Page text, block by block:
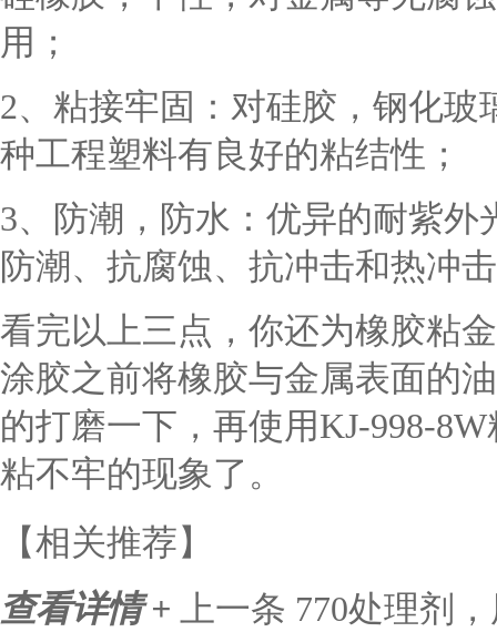
用；
2、粘接牢固：对硅胶，钢化玻
种工程塑料有良好的粘结性；
3、防潮，防水：优异的耐紫
防潮、抗腐蚀、抗冲击和热冲
看完以上三点，你还为橡胶粘
涂胶之前将橡胶与金属表面的
的打磨一下，再使用KJ-998-
粘不牢的现象了。
【相关推荐】
查看详情 +
上一条 770处理剂